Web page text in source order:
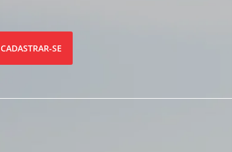
CADASTRAR-SE